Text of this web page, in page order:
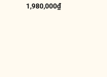
1,980,000₫